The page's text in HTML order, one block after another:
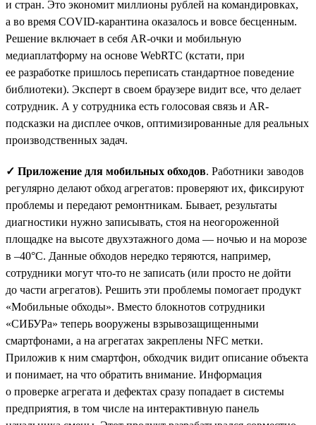
и стран. Это экономит миллионы рублей на командировках,
а во время COVID-карантина оказалось и вовсе бесценным.
Решение включает в себя AR-очки и мобильную
медиаплатформу на основе WebRTC (кстати, при
ее разработке пришлось переписать стандартное поведение
библиотеки). Эксперт в своем браузере видит все, что делает
сотрудник. А у сотрудника есть голосовая связь и AR-
подсказки на дисплее очков, оптимизированные для реальных
производственных задач.
✓ Приложение для мобильных обходов. Работники заводов
регулярно делают обход агрегатов: проверяют их, фиксируют
проблемы и передают ремонтникам. Бывает, результаты
диагностики нужно записывать, стоя на неогороженной
площадке на высоте двухэтажного дома — ночью и на морозе
в –40°С. Данные обходов нередко теряются, например,
сотрудники могут что-то не записать (или просто не дойти
до части агрегатов). Решить эти проблемы помогает продукт
«Мобильные обходы». Вместо блокнотов сотрудники
«СИБУРа» теперь вооружены взрывозащищенными
смартфонами, а на агрегатах закреплены NFC метки.
Приложив к ним смартфон, обходчик видит описание объекта
и понимает, на что обратить внимание. Информация
о проверке агрегата и дефектах сразу попадает в системы
предприятия, в том числе на интерактивную панель